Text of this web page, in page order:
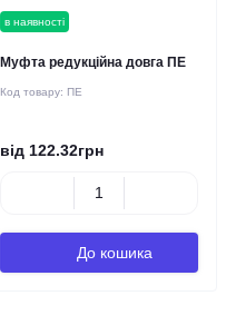
в наявності
Муфта редукційна довга ПЕ
Код товару: ПЕ
від 122.32грн
До кошика